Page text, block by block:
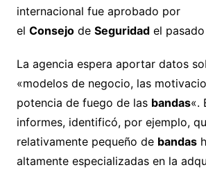
internacional fue aprobado por
el Consejode Seguridadel pasado
La agencia espera aportar datos
«modelos de negocio, las
potencia de fuego de las bandas«.
informes, identificó, por ejemplo,
relativamente pequeño de bandas
altamente especializadas en la